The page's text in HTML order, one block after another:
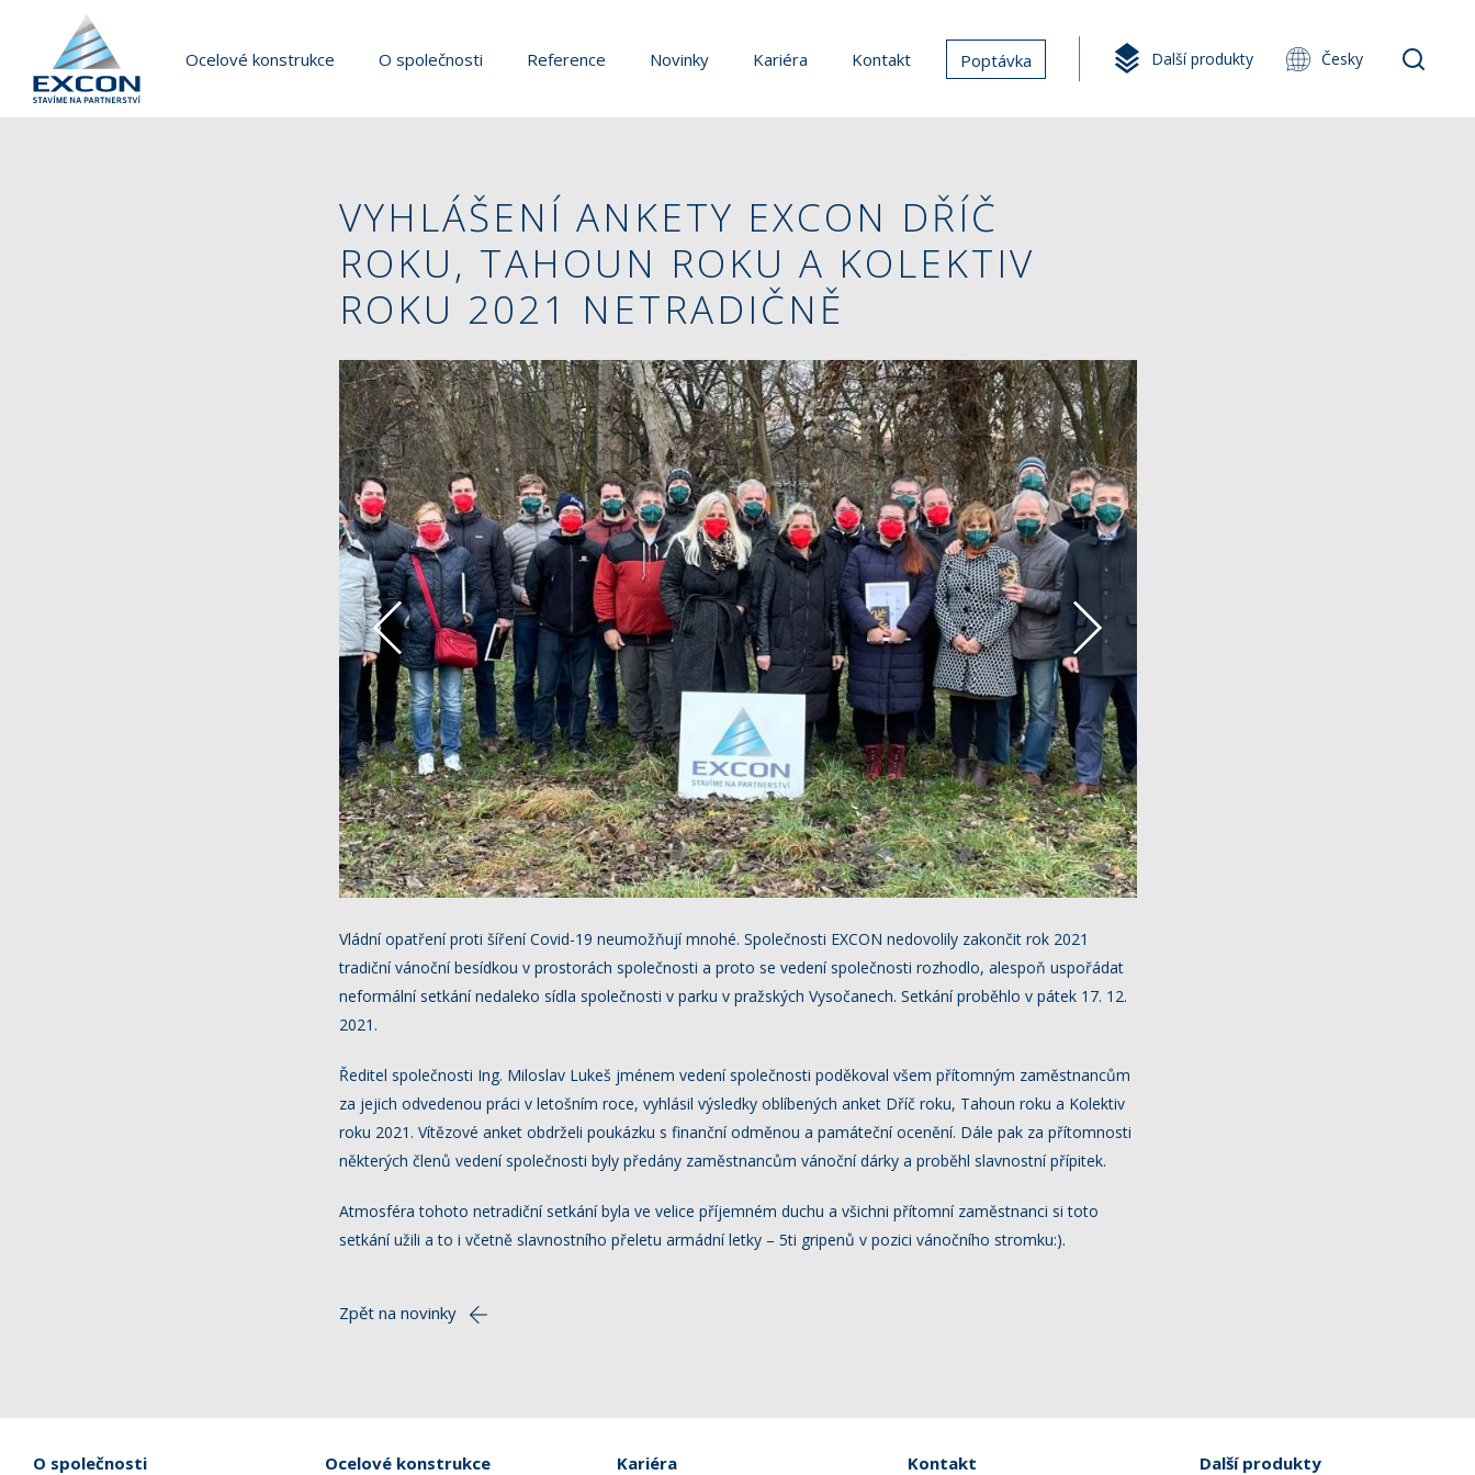
Ocelové konstrukce O společnosti Reference Novinky Kariéra Kontakt Poptávka Další produkty Česky
VYHLÁŠENÍ ANKETY EXCON DŘÍČ
ROKU, TAHOUN ROKU A KOLEKTIV
ROKU 2021 NETRADIČNĚ
Vládní opatření proti šíření Covid-19 neumožňují mnohé. Společnosti EXCON nedovolily zakončit rok 2021
tradiční vánoční besídkou v prostorách společnosti a proto se vedení společnosti rozhodlo, alespoň uspořádat
neformální setkání nedaleko sídla společnosti v parku v pražských Vysočanech. Setkání proběhlo v pátek 17. 12.
2021.
Ředitel společnosti Ing. Miloslav Lukeš jménem vedení společnosti poděkoval všem přítomným zaměstnancům
za jejich odvedenou práci v letošním roce, vyhlásil výsledky oblíbených anket Dříč roku, Tahoun roku a Kolektiv
roku 2021. Vítězové anket obdrželi poukázku s finanční odměnou a památeční ocenění. Dále pak za přítomnosti
některých členů vedení společnosti byly předány zaměstnancům vánoční dárky a proběhl slavnostní přípitek.
Atmosféra tohoto netradiční setkání byla ve velice příjemném duchu a všichni přítomní zaměstnanci si toto
setkání užili a to i včetně slavnostního přeletu armádní letky – 5ti gripenů v pozici vánočního stromku:).
Zpět na novinky
O společnosti Ocelové konstrukce Kariéra Kontakt Další produkty